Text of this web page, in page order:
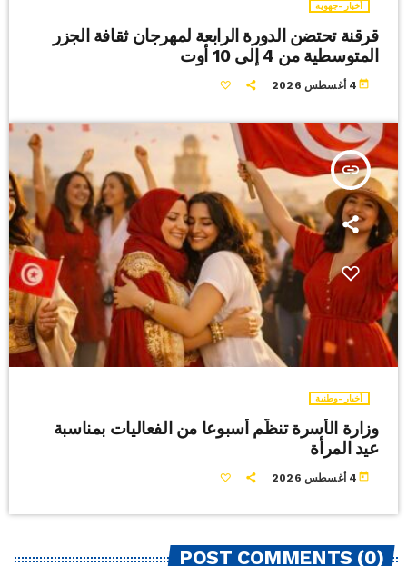
أخبار-جهوية
قرقنة تحتضن الدورة الرابعة لمهرجان ثقافة الجزر
المتوسطية من 4 إلى 10 أوت
today 4 أغسطس 2026
insert_link
أخبار-وطنية
وزارة الأسرة تنظّم أسبوعا من الفعاليات بمناسبة
عيد المرأة
today 4 أغسطس 2026
POST COMMENTS (0)